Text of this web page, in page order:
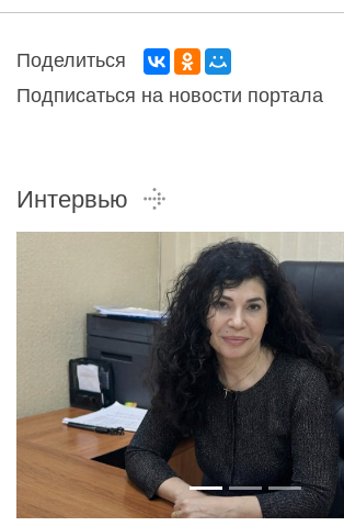
Поделиться
Подписаться на новости портала
Интервью